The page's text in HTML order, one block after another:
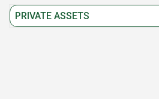
PRIVATE ASSETS